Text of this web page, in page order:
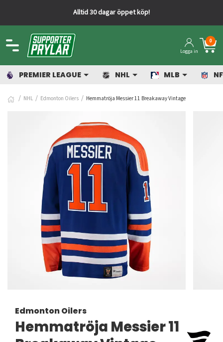
Alltid 30 dagar öppet köp!
Logga in
0
PREMIER LEAGUE NHL MLB
NHL Edmonton Oilers Hemmatröja Messier 11 Breakaway Vintage
Edmonton Oilers
Hemmatröja Messier 11